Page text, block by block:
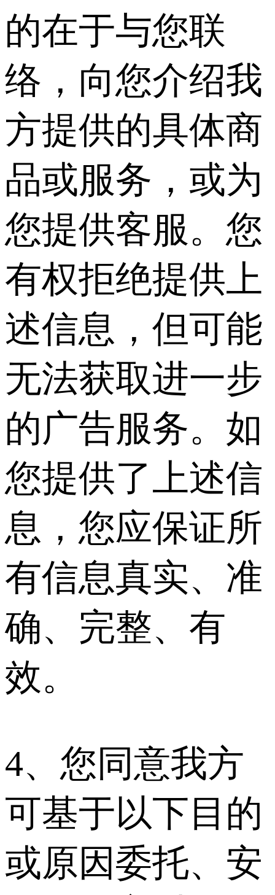
的在于与您联
络，向您介绍我
方提供的具体商
品或服务，或为
您提供客服。您
有权拒绝提供上
述信息，但可能
无法获取进一步
的广告服务。如
您提供了上述信
息，您应保证所
有信息真实、准
确、完整、有
效。
4、您同意我方
可基于以下目的
或原因委托、安